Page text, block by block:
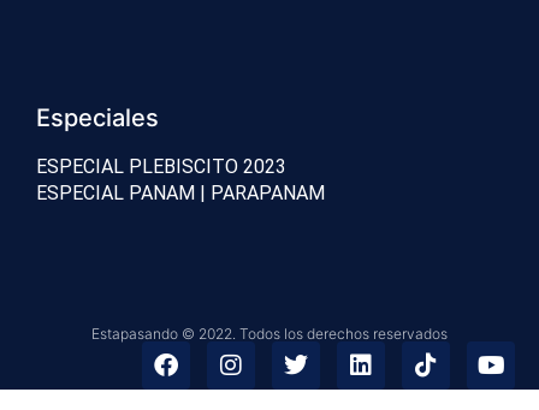
Especiales
ESPECIAL PLEBISCITO 2023
ESPECIAL PANAM | PARAPANAM
Estapasando © 2022. Todos los derechos reservados